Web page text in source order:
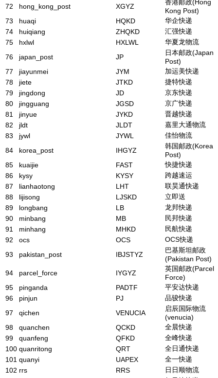
72
hong_kong_post XGYZ
香港邮政(Hong
Kong Post)
73
huaqi HQKD
华企快递
74
huiqiang ZHQKD
汇强快递
75
hxlwl HXLWL
华夏龙物流
76
japan_post JP
日本邮政(Japan
Post)
77
jiayunmei JYM
加运美快递
78
jiete JTKD
捷特快递
79
jingdong JD
京东快递
80
jingguang JGSD
京广快递
81
jinyue JYKD
晋越快递
82
jldt JLDT
嘉里大通物流
83
jywl JYWL
佳怡物流
84
korea_post IHGYZ
韩国邮政(Korea
Post)
85
kuaijie FAST
快捷快递
86
kysy KYSY
跨越速运
87
lianhaotong LHT
联昊通快递
88
lijisong LJSKD
立即送
89
longbang LB
龙邦快递
90
minbang MB
民邦快递
91
minhang MHKD
民航快递
92
ocs OCS
OCS快递
93
pakistan_post IBJSTYZ
巴基斯坦邮政
(Pakistan Post)
94
parcel_force IYGYZ
英国邮政(Parcel
Force)
95
pinganda PADTF
平安达快递
96
pinjun PJ
品骏快递
97
qichen VENUCIA
启辰国际物流
(venucia)
98
quanchen QCKD
全晨快递
99
quanfeng QFKD
全峰快递
100 quanritong QRT
全日通快递
101 quanyi UAPEX
全一快递
102 rrs RRS
日日顺物流